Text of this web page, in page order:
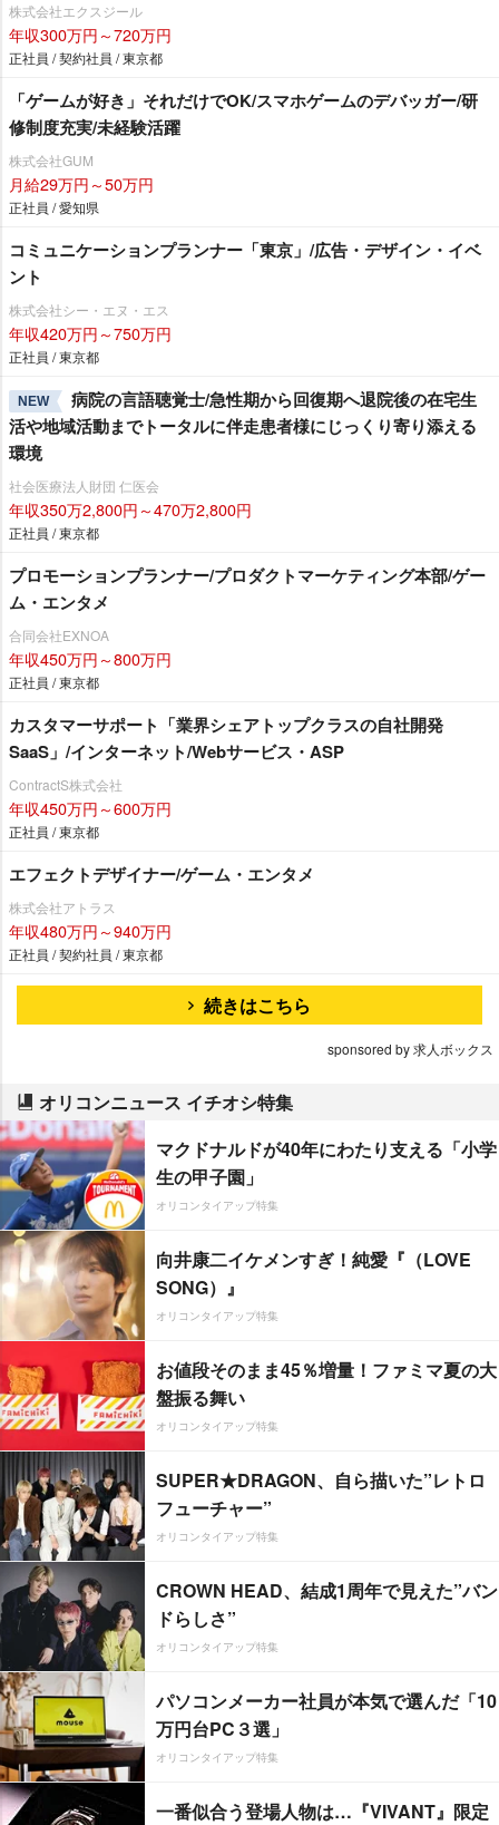
株式会社エクスジール
年収300万円～720万円
正社員 / 契約社員 / 東京都
「ゲームが好き」それだけでOK/スマホゲームのデバッガー/研
修制度充実/未経験活躍
株式会社GUM
月給29万円～50万円
正社員 / 愛知県
コミュニケーションプランナー「東京」/広告・デザイン・イベ
ント
株式会社シー・エヌ・エス
年収420万円～750万円
正社員 / 東京都
NEW
病院の言語聴覚士/急性期から回復期へ退院後の在宅生
活や地域活動までトータルに伴走患者様にじっくり寄り添える
環境
社会医療法人財団 仁医会
年収350万2,800円～470万2,800円
正社員 / 東京都
プロモーションプランナー/プロダクトマーケティング本部/ゲー
ム・エンタメ
合同会社EXNOA
年収450万円～800万円
正社員 / 東京都
カスタマーサポート「業界シェアトップクラスの自社開発
SaaS」/インターネット/Webサービス・ASP
ContractS株式会社
年収450万円～600万円
正社員 / 東京都
エフェクトデザイナー/ゲーム・エンタメ
株式会社アトラス
年収480万円～940万円
正社員 / 契約社員 / 東京都
続きはこちら
sponsored by 求人ボックス
オリコンニュース イチオシ特集
マクドナルドが40年にわたり支える「小学
生の甲子園」
オリコンタイアップ特集
向井康二イケメンすぎ！純愛『（LOVE
SONG）』
オリコンタイアップ特集
お値段そのまま45％増量！ファミマ夏の大
盤振る舞い
オリコンタイアップ特集
SUPER★DRAGON、自ら描いた”レトロ
フューチャー”
オリコンタイアップ特集
CROWN HEAD、結成1周年で見えた”バン
ドらしさ”
オリコンタイアップ特集
パソコンメーカー社員が本気で選んだ「10
万円台PC３選」
オリコンタイアップ特集
一番似合う登場人物は…『VIVANT』限定